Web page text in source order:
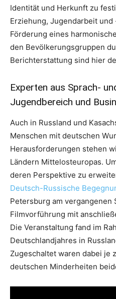
Identität und Herkunft zu
Erziehung, Jugendarbeit
Förderung eines
den Bevölkerungsgruppen
Berichterstattung sind hier
Experten aus Sprach-
Jugendbereich und
Auch in Russland und
Menschen mit deutschen
Herausforderungen stehen
Ländern Mittelosteuropas.
deren Perspektive zu
Deutsch-Russische
Petersburg am vergangenen
Filmvorführung mit
Die Veranstaltung fand im
Deutschlandjahres in
Zugeschaltet waren dabei je
deutschen Minderheiten